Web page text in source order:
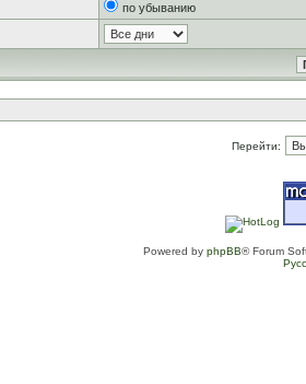
по убыванию
Перейти:
Powered by phpBB® Forum